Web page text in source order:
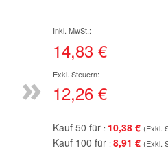
»
14,83 €
12,26 €
Kauf 50 für 10,38 €
Kauf 100 für 8,91 €